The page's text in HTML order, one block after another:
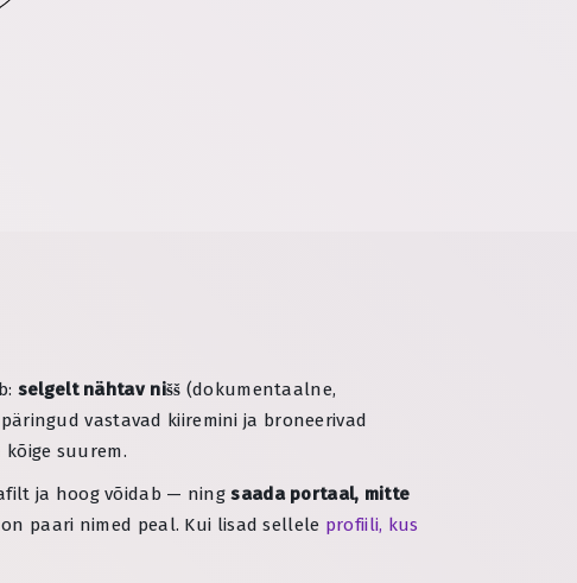
selgelt nähtav nišš (dokumentaalne,
vastavad kiiremini ja broneerivad
suurem.
ja hoog võidab — ningsaada portaal, mitte
paari nimed peal. Kui lisad sellele profiili, kus